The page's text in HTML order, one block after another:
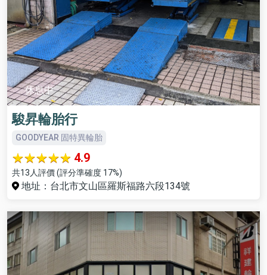
休息中
駿昇輪胎行
GOODYEAR 固特異輪胎
4.9
共13人評價 (評分準確度 17%)
地址：台北市文山區羅斯福路六段134號